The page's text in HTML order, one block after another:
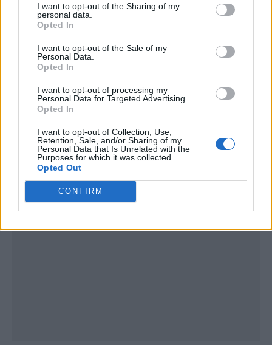
I want to opt-out of the Sharing of my
personal data.
Opted In
I want to opt-out of the Sale of my
Personal Data.
Opted In
I want to opt-out of processing my
Personal Data for Targeted Advertising.
Opted In
I want to opt-out of Collection, Use,
Retention, Sale, and/or Sharing of my
Personal Data that Is Unrelated with the
Purposes for which it was collected.
Opted Out
CONFIRM
Publicidad